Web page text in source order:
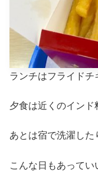
ランチはフライドチ
夕食は近くのインド
あとは宿で洗濯した
こんな日もあってい